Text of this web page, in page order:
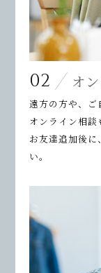
02 オ
遠方の方や、ご
オンライン相談
お友達追加後に、
い。